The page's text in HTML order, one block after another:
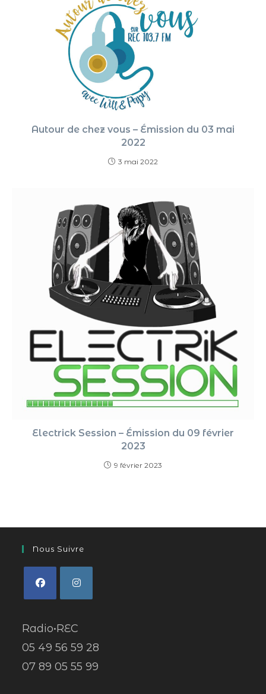
Autour de chez vous – Émission du 03 mai
2022
3 mai 2022
Electrick Session – Émission du 09 février
2023
9 février 2023
Nous Suivre
Radio•REC
05 49 56 59 28
07 89 05 55 99